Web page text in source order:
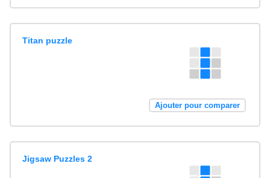
Titan puzzle
Ajouter pour comparer
Jigsaw Puzzles 2